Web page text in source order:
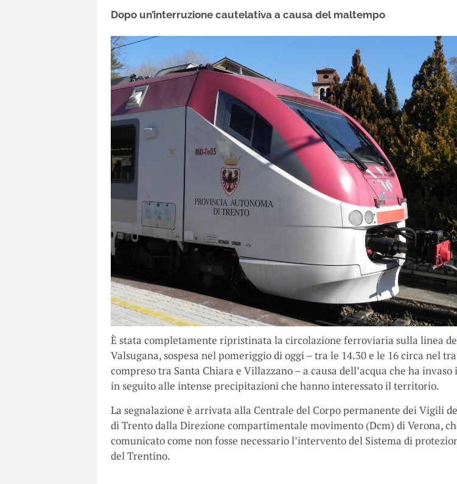
Dopo un’interruzione cautelativa a causa del maltempo
È stata completamente ripristinata la circolazione ferroviaria sulla linea
Valsugana, sospesa nel pomeriggio di oggi – tra le 14.30 e le 16 circa nel
compreso tra Santa Chiara e Villazzano – a causa dell’acqua che ha
in seguito alle intense precipitazioni che hanno interessato il territorio.
La segnalazione è arrivata alla Centrale del Corpo permanente dei Vigili
di Trento dalla Direzione compartimentale movimento (Dcm) di Verona,
comunicato come non fosse necessario l’intervento del Sistema di
del Trentino.